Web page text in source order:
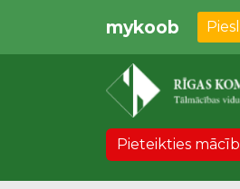
mykoob
Pieteikties